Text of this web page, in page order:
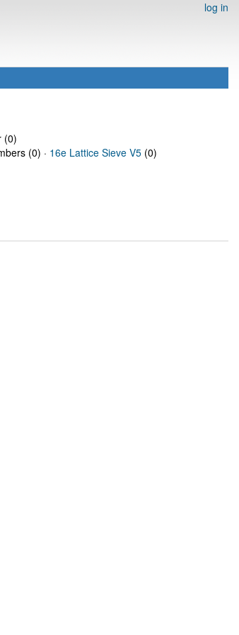
log in
(0)
(0) · 16e Lattice Sieve V5 (0)